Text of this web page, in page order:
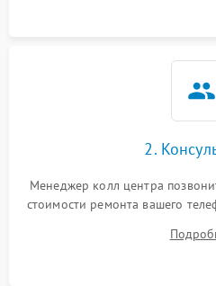
2.
Менеджер колл центра
стоимости ремонта вашего